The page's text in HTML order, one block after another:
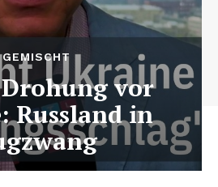
GEMISCHT
vor
Russland in